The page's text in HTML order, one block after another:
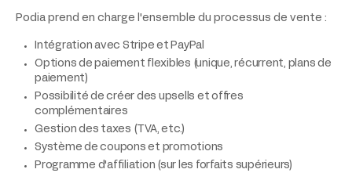
Podia prend en charge l'ensemble du processus de vente :
Intégration avec Stripe et PayPal
Options de paiement flexibles (unique, récurrent, plans de
paiement)
Possibilité de créer des upsells et offres
complémentaires
Gestion des taxes (TVA, etc.)
Système de coupons et promotions
Programme d'affiliation (sur les forfaits supérieurs)